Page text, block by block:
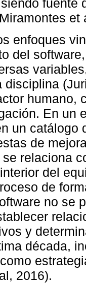
fuente
enfoques
del
disciplina
humano,
En un
un
de
relaciona
del
de
no se
y
década,
2016).